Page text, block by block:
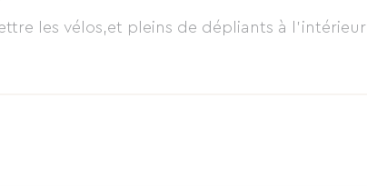
les vélos,et pleins de dépliants à l'intérieur